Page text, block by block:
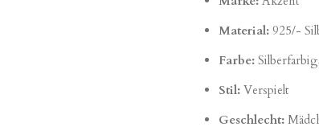
Material:925/-
Farbe:
Stil:Verspielt
Geschlecht: